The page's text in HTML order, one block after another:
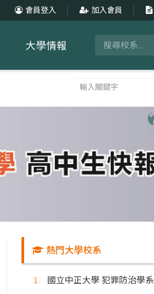
會員登入 加入會員
大學情報
熱門大學校系
國立中正大學 犯罪防治學系